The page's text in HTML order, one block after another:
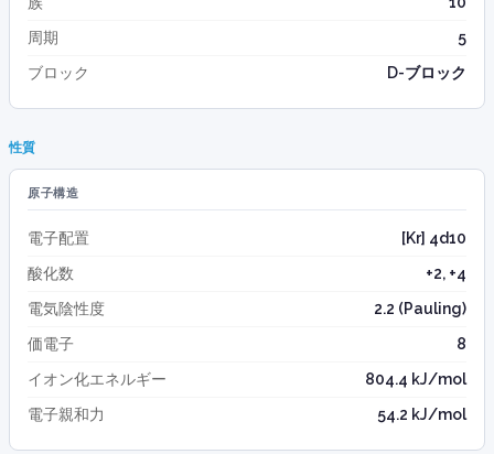
周期
5
ブロック
D-ブロック
性質
原子構造
電子配置
[Kr] 4d10
酸化数
+2, +4
電気陰性度
2.2 (Pauling)
価電子
8
イオン化エネルギー
804.4 kJ/mol
電子親和力
54.2 kJ/mol